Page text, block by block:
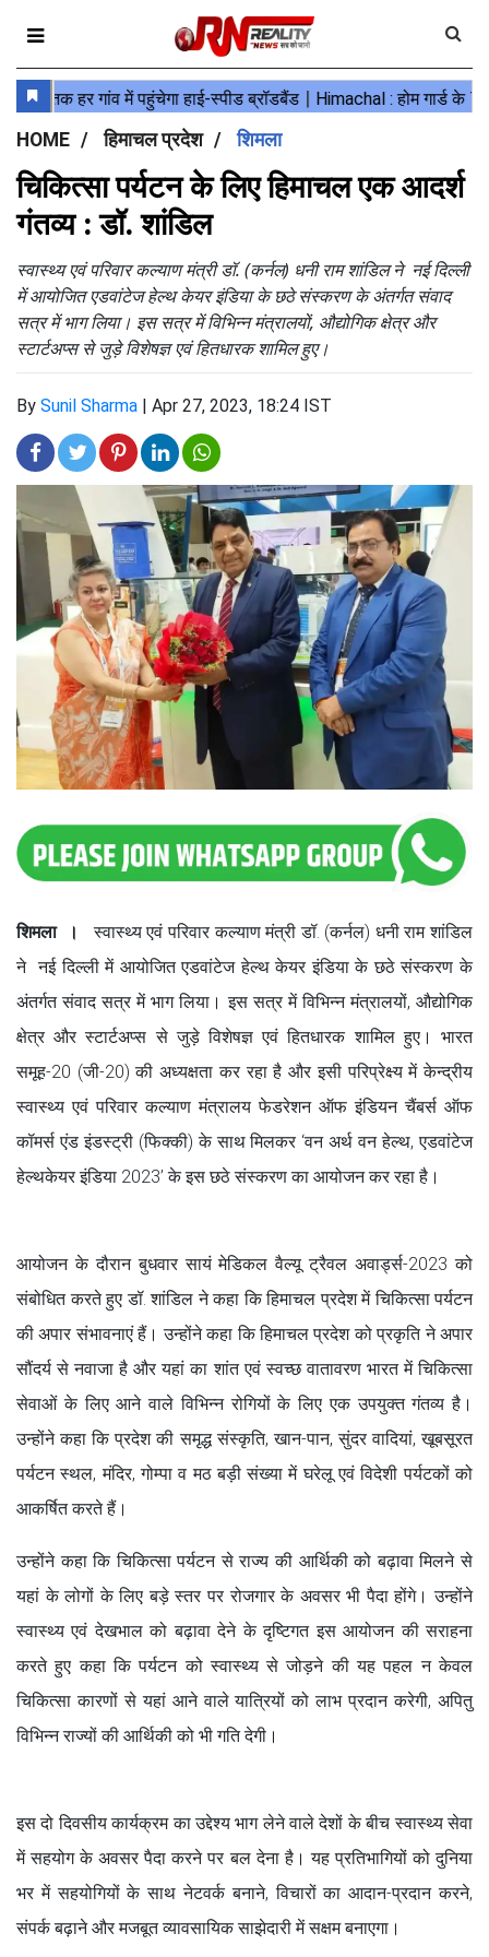
HOME हिमाचल प्रदेश शिमला
चिकित्सा पर्यटन के लिए हिमाचल एक आदर्श
गंतव्य : डॉ. शांडिल
स्वास्थ्य एवं परिवार कल्याण मंत्री डॉ. (कर्नल) धनी राम शांडिल ने नई दिल्ली
में आयोजित एडवांटेज हेल्थ केयर इंडिया के छठे संस्करण के अंतर्गत संवाद
सत्र में भाग लिया। इस सत्र में विभिन्न मंत्रालयों, औद्योगिक क्षेत्र और
स्टार्टअप्स से जुड़े विशेषज्ञ एवं हितधारक शामिल हुए।
By Sunil Sharma | Apr 27, 2023, 18:24 IST
शिमला ।
स्वास्थ्य एवं परिवार कल्याण मंत्री डॉ. (कर्नल) धनी राम शांडिल
ने नई दिल्ली में आयोजित एडवांटेज हेल्थ केयर इंडिया के छठे संस्करण के
अंतर्गत संवाद सत्र में भाग लिया। इस सत्र में विभिन्न मंत्रालयों, औद्योगिक
क्षेत्र और स्टार्टअप्स से जुड़े विशेषज्ञ एवं हितधारक शामिल हुए। भारत
समूह-20 (जी-20) की अध्यक्षता कर रहा है और इसी परिप्रेक्ष्य में केन्द्रीय
स्वास्थ्य एवं परिवार कल्याण मंत्रालय फेडरेशन ऑफ इंडियन चैंबर्स ऑफ
कॉमर्स एंड इंडस्ट्री (फिक्की) के साथ मिलकर ‘वन अर्थ वन हेल्थ, एडवांटेज
हेल्थकेयर इंडिया 2023’ के इस छठे संस्करण का आयोजन कर रहा है।
आयोजन के दौरान बुधवार सायं मेडिकल वैल्यू ट्रैवल अवार्ड्स-2023 को
संबोधित करते हुए डॉ. शांडिल ने कहा कि हिमाचल प्रदेश में चिकित्सा पर्यटन
की अपार संभावनाएं हैं। उन्होंने कहा कि हिमाचल प्रदेश को प्रकृति ने अपार
सौंदर्य से नवाजा है और यहां का शांत एवं स्वच्छ वातावरण भारत में चिकित्सा
सेवाओं के लिए आने वाले विभिन्न रोगियों के लिए एक उपयुक्त गंतव्य है।
उन्होंने कहा कि प्रदेश की समृद्ध संस्कृति, खान-पान, सुंदर वादियां, खूबसूरत
पर्यटन स्थल, मंदिर, गोम्पा व मठ बड़ी संख्या में घरेलू एवं विदेशी पर्यटकों को
आकर्षित करते हैं।
उन्होंने कहा कि चिकित्सा पर्यटन से राज्य की आर्थिकी को बढ़ावा मिलने से
यहां के लोगों के लिए बड़े स्तर पर रोजगार के अवसर भी पैदा होंगे। उन्होंने
स्वास्थ्य एवं देखभाल को बढ़ावा देने के दृष्टिगत इस आयोजन की सराहना
करते हुए कहा कि पर्यटन को स्वास्थ्य से जोड़ने की यह पहल न केवल
चिकित्सा कारणों से यहां आने वाले यात्रियों को लाभ प्रदान करेगी, अपितु
विभिन्न राज्यों की आर्थिकी को भी गति देगी।
इस दो दिवसीय कार्यक्रम का उद्देश्य भाग लेने वाले देशों के बीच स्वास्थ्य सेवा
में सहयोग के अवसर पैदा करने पर बल देना है। यह प्रतिभागियों को दुनिया
भर में सहयोगियों के साथ नेटवर्क बनाने, विचारों का आदान-प्रदान करने,
संपर्क बढ़ाने और मजबूत व्यावसायिक साझेदारी में सक्षम बनाएगा।